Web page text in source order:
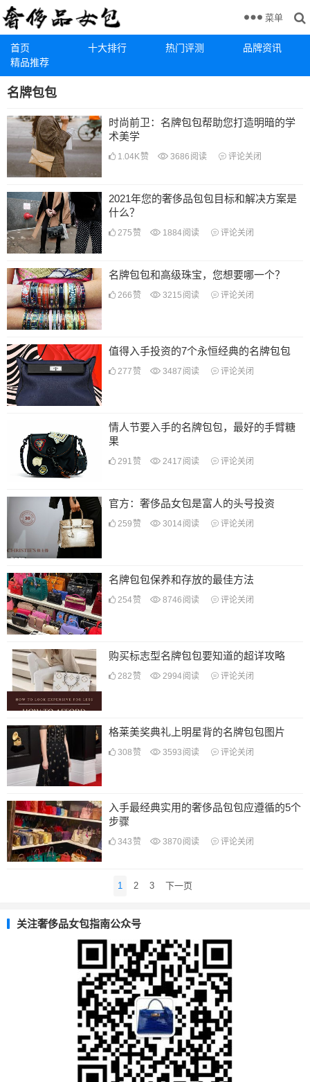
首页 十大排行 热门评测
品牌资讯
精品推荐
菜单
名牌包包
时尚前卫：名牌包包帮助您打造明暗的学
术美学
1.04K赞 3686 阅读 评论关闭
2021年您的奢侈品包包目标和解决方案是
什么？
275 赞 1884阅读 评论关闭
名牌包包和高级珠宝，您想要哪一个？
266 赞 3215 阅读 评论关闭
值得入手投资的7个永恒经典的名牌包包
277 赞 3487 阅读 评论关闭
情人节要入手的名牌包包，最好的手臂糖
果
291 赞 2417 阅读 评论关闭
官方：奢侈品女包是富人的头号投资
259 赞 3014阅读 评论关闭
名牌包包保养和存放的最佳方法
254赞 8746 阅读 评论关闭
购买标志型名牌包包要知道的超详攻略
282 赞 2994阅读 评论关闭
格莱美奖典礼上明星背的名牌包包图片
308 赞 3593 阅读 评论关闭
入手最经典实用的奢侈品包包应遵循的5个
步骤
343 赞 3870 阅读 评论关闭
航
1 2 3 下一页
关注奢侈品女包指南公众号